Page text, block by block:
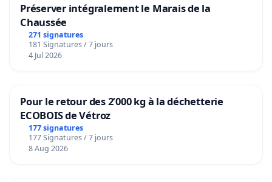
Préserver intégralement le Marais de la
Chaussée
271 signatures
181 Signatures / 7 jours
4 Jul 2026
Pour le retour des 2’000 kg à la déchetterie
ECOBOIS de Vétroz
177 signatures
177 Signatures / 7 jours
8 Aug 2026